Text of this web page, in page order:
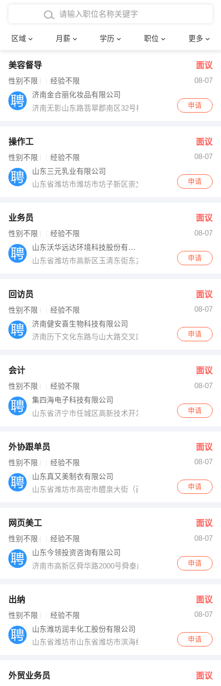
区域 月薪 学历 职位 更多
4000-5000元
8000-12000元
12000-20000元
博士
文员
财务会计
网络IT
快递员
收银员 技术员/工程师
出纳
编辑
跟单
其他职位
确定
美容督导 面议
性别不限 经验不限
08-07
济南金合丽化妆品有限公司
济南无影山东路翡翠郡南区32号楼
申请
操作工 面议
性别不限 经验不限
08-07
山东三元乳业有限公司
山东省潍坊市潍坊市坊子新区崇文街66号
申请
业务员 面议
性别不限 经验不限
08-07
山东沃华远达环境科技股份有限公司
山东省潍坊市高新区玉清东街东方路高新大厦
申请
回访员 面议
性别不限 经验不限
08-07
济南健安喜生物科技有限公司
济南历下文化东路与山大路交叉口大东科技城
申请
会计 面议
性别不限 经验不限
08-07
集四海电子科技有限公司
山东省济宁市任城区高新技术开发区
申请
外协跟单员 面议
性别不限 经验不限
08-07
山东真又美制衣有限公司
山东省潍坊市高密市醴泉大街（西）1319号
申请
网页美工 面议
性别不限 经验不限
08-07
山东今领投资咨询有限公司
济南市高新区舜华路2000号舜泰广场2号楼19楼北区
申请
出纳 面议
性别不限 经验不限
08-07
山东潍坊润丰化工股份有限公司
山东省潍坊市山东省潍坊市滨海经济开发区
申请
外贸业务员 面议